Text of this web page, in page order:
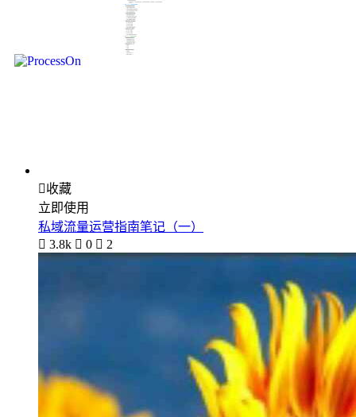
收藏
立即使用
私域流量运营指南笔记（一）
 3.8k  0  2